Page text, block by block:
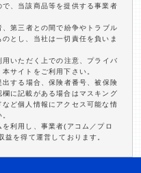
、当該商品等を提供する事業者
第三者との間で紛争やトラブル
とし、当社は一切責任を負いま
いただく上での注意、プライバ
サイトをご利用下さい。
する場合、保険者番号、被保険
に記載がある場合はマスキング
ど個人情報にアクセス可能な情
利用し、事業者(アコム／プロ
益を得て運営しております。